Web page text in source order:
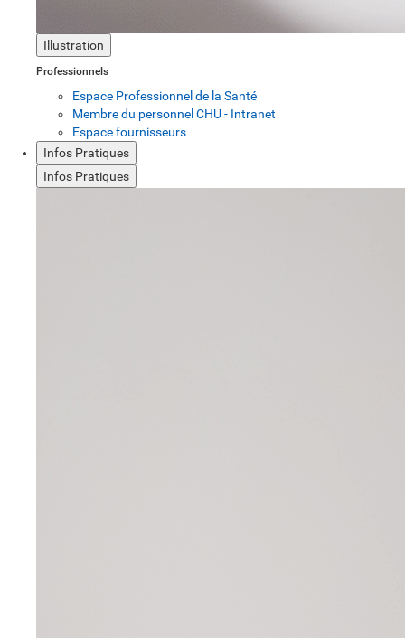
Illustration
Professionnels
Espace Professionnel de la Santé
Membre du personnel CHU - Intranet
Espace fournisseurs
Infos Pratiques
Infos Pratiques